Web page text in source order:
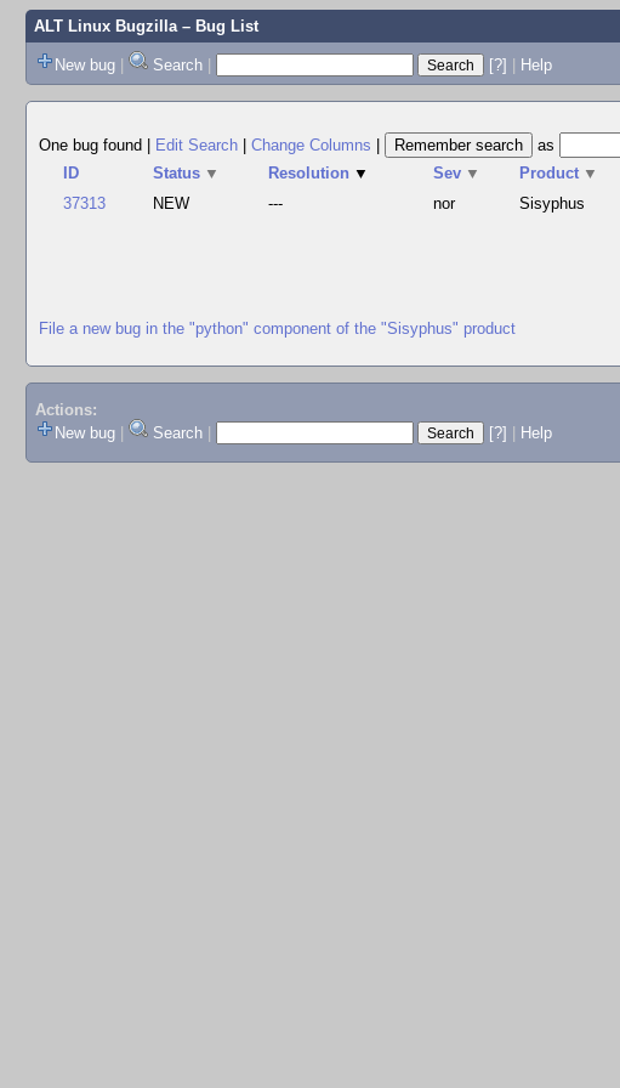
ALT Linux Bugzilla– Bug List
New bug | Search | [?] | Help
One bug found
Edit Search Change Columns
as
ID
Status ▼ Resolution ▼ Sev ▼ Product ▼
37313
NEW --- nor Sisyphus
File a new bug in the "python" component of the "Sisyphus" product
Actions:
New bug
Search [?] Help